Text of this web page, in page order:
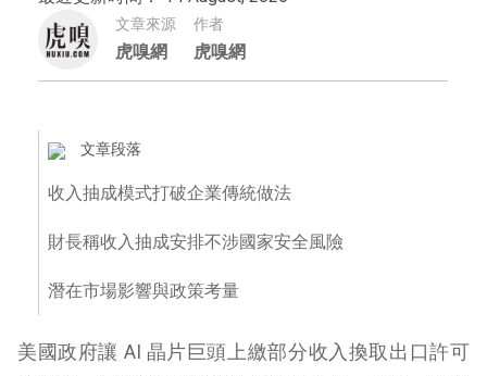
文章來源
虎嗅網
作者
虎嗅網
文章段落
收入抽成模式打破企業傳統做法
財長稱收入抽成安排不涉國家安全風險
潛在市場影響與政策考量
美國政府讓 AI 晶片巨頭上繳部分收入換取出口許可